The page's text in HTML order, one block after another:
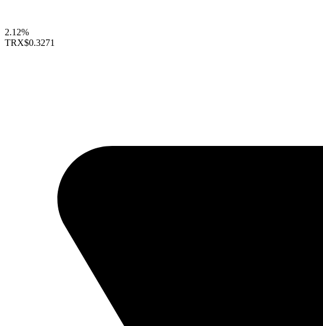
2.12%
TRX$0.3271